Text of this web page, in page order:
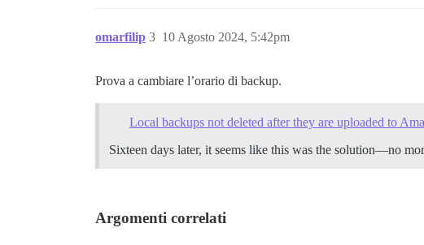
omarfilip 10 Agosto 2024, 5:42pm
3
Prova a cambiare l’orario di backup.
Local backups not deleted after they are uploaded to
Sixteen days later, it seems like this was the solution—no
Argomenti correlati